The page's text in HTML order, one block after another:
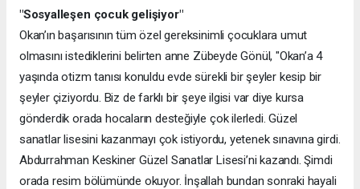
"Sosyalleşen çocuk gelişiyor"
Okan’ın başarısının tüm özel gereksinimli çocuklara umut
olmasını istediklerini belirten anne Zübeyde Gönül, "Okan’a 4
yaşında otizm tanısı konuldu evde sürekli bir şeyler kesip bir
şeyler çiziyordu. Biz de farklı bir şeye ilgisi var diye kursa
gönderdik orada hocaların desteğiyle çok ilerledi. Güzel
sanatlar lisesini kazanmayı çok istiyordu, yetenek sınavına girdi.
Abdurrahman Keskiner Güzel Sanatlar Lisesi’ni kazandı. Şimdi
orada resim bölümünde okuyor. İnşallah bundan sonraki hayali